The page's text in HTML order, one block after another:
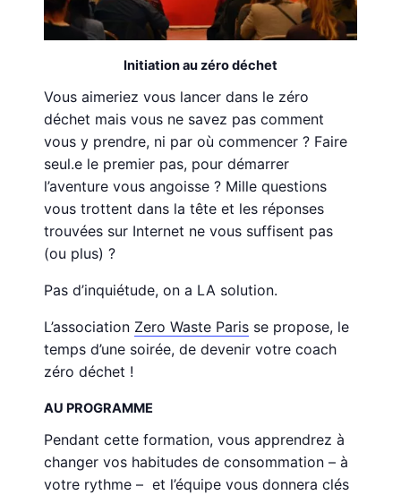
Initiation au zéro déchet
Vous aimeriez vous lancer dans le zéro
déchet mais vous ne savez pas comment
vous y prendre, ni par où commencer ? Faire
seul.e le premier pas, pour démarrer
l’aventure vous angoisse ? Mille questions
vous trottent dans la tête et les réponses
trouvées sur Internet ne vous suffisent pas
(ou plus) ?
Pas d’inquiétude, on a LA solution.
L’association Zero Waste Paris se propose, le
temps d’une soirée, de devenir votre coach
zéro déchet !
AU PROGRAMME
Pendant cette formation, vous apprendrez à
changer vos habitudes de consommation – à
votre rythme – et l’équipe vous donnera clés